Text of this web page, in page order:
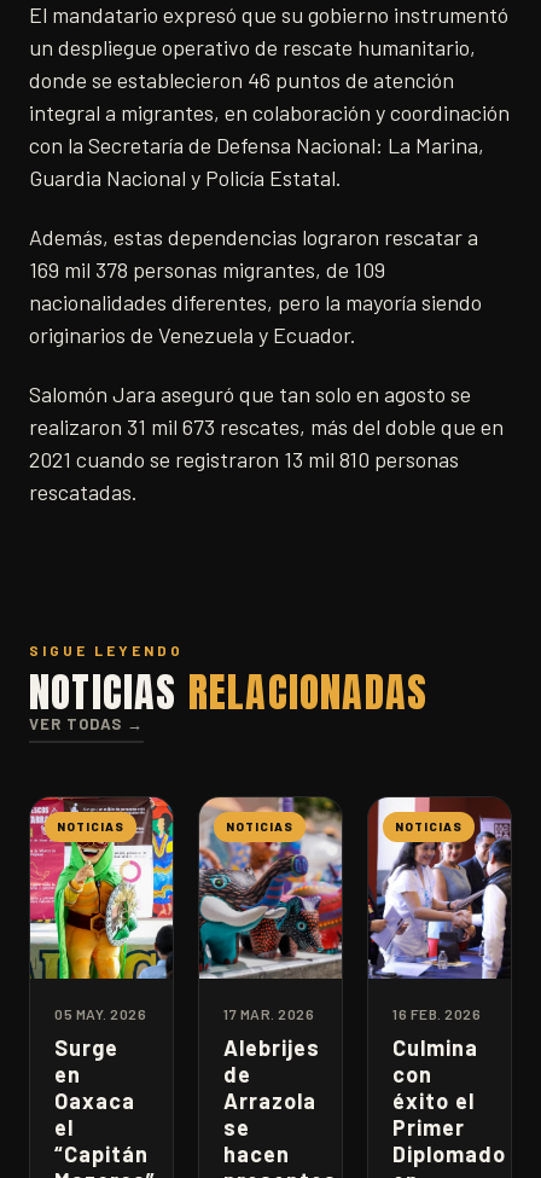
El mandatario expresó que su gobierno instrumentó
un despliegue operativo de rescate humanitario,
donde se establecieron 46 puntos de atención
integral a migrantes, en colaboración y coordinación
con la Secretaría de Defensa Nacional: La Marina,
Guardia Nacional y Policía Estatal.
Además, estas dependencias lograron rescatar a
169 mil 378 personas migrantes, de 109
nacionalidades diferentes, pero la mayoría siendo
originarios de Venezuela y Ecuador.
Salomón Jara aseguró que tan solo en agosto se
realizaron 31 mil 673 rescates, más del doble que en
2021 cuando se registraron 13 mil 810 personas
rescatadas.
SIGUE LEYENDO
NOTICIAS RELACIONADAS
VER TODAS →
NOTICIAS
05 MAY. 2026
Surge
en
Oaxaca
el
“Capitán
NOTICIAS
17 MAR. 2026
Alebrijes
de
Arrazola
se
hacen
NOTICIAS
16 FEB. 2026
Culmina
con
éxito el
Primer
Diplomado